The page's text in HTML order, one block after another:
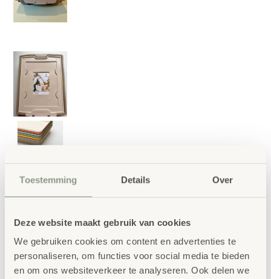
Toestemming Details Over
Deze website maakt gebruik van cookies
We gebruiken cookies om content en advertenties te
personaliseren, om functies voor social media te bieden
en om ons websiteverkeer te analyseren. Ook delen we
Deksel
€7,50
€9,08incl. BTW